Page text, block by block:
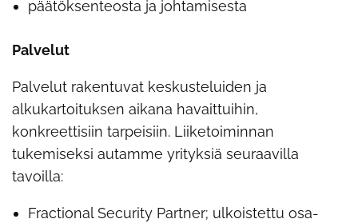
päätöksenteosta ja johtamisesta
Palvelut
Palvelut rakentuvat keskusteluiden ja
alkukartoituksen aikana havaittuihin,
konkreettisiin tarpeisiin. Liiketoiminnan
tukemiseksi autamme yrityksiä seuraavilla
tavoilla:
Fractional Security Partner; ulkoistettu osa-